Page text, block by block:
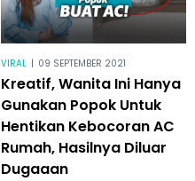
VIRAL | 09 SEPTEMBER 2021
Kreatif, Wanita Ini Hanya
Gunakan Popok Untuk
Hentikan Kebocoran AC
Rumah, Hasilnya Diluar
Dugaaan